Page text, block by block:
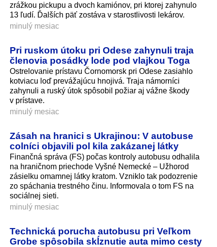
zrážkou pickupu a dvoch kamiónov, pri ktorej zahynulo
13 ľudí. Ďalších päť zostáva v starostlivosti lekárov.
minulý mesiac
Pri ruskom útoku pri Odese zahynuli traja
členovia posádky lode pod vlajkou Toga
Ostrelovanie prístavu Čornomorsk pri Odese zasiahlo
kotviacu loď prevážajúcu hnojivá. Traja námorníci
zahynuli a ruský útok spôsobil požiar aj vážne škody
v prístave.
minulý mesiac
Zásah na hranici s Ukrajinou: V autobuse
colníci objavili pol kila zakázanej látky
Finančná správa (FS) počas kontroly autobusu odhalila
na hraničnom priechode Vyšné Nemecké – Užhorod
zásielku omamnej látky kratom. Vzniklo tak podozrenie
zo spáchania trestného činu. Informovala o tom FS na
sociálnej sieti.
minulý mesiac
Technická porucha autobusu pri Veľkom
Grobe spôsobila skĺznutie auta mimo cesty